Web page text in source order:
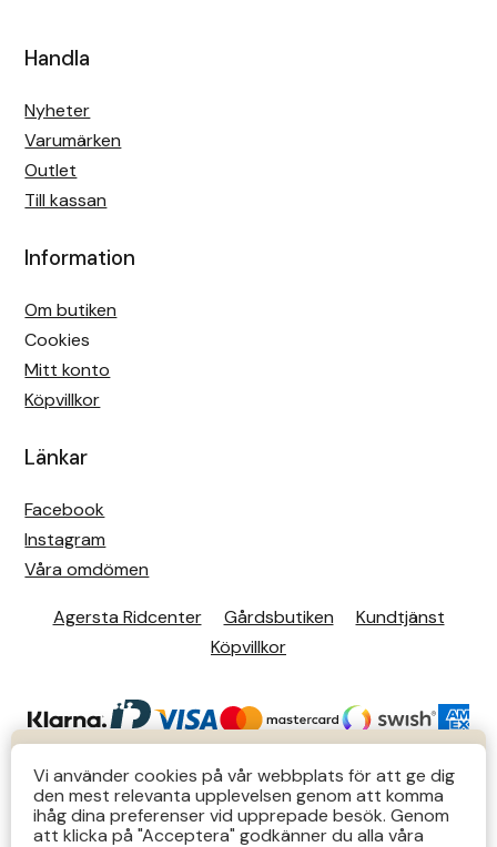
KUNDTJÄNST
Butiks- & telefontider Mån-Tors 12-14 Lör 12-14
övriga tider via e-post: order@agersta.nu
Handla
Nyheter
Varumärken
Outlet
Till kassan
Information
Om butiken
Cookies
Mitt konto
Köpvillkor
Länkar
Facebook
Instagram
Våra omdömen
Agersta Ridcenter Gårdsbutiken
Kundtjänst
Köpvillkor
Vi använder cookies på vår webbplats för att ge dig
den mest relevanta upplevelsen genom att komma
ihåg dina preferenser vid upprepade besök. Genom
att klicka på "Acceptera" godkänner du alla våra